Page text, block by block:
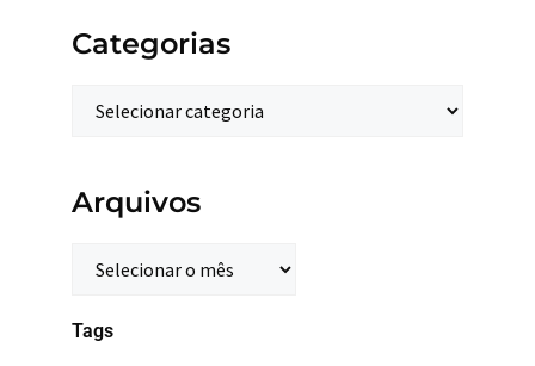
Categorias
Arquivos
Tags